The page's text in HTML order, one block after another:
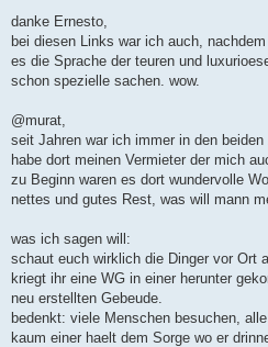
i
r
a
danke Ernesto,
bei diesen Links war ich auch,
es die Sprache der teuren und
schon spezielle sachen. wow.
@murat,
seit Jahren war ich immer in den beiden
habe dort meinen Vermieter der mich
zu Beginn waren es dort wundervolle
nettes und gutes Rest, was will mann
was ich sagen will:
schaut euch wirklich die Dinger vor Ort
kriegt ihr eine WG in einer herunter
neu erstellten Gebeude.
bedenkt: viele Menschen besuchen,
kaum einer haelt dem Sorge wo er